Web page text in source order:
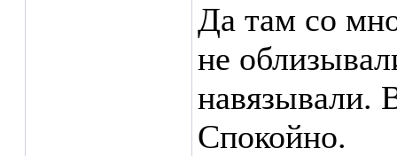
Да там со
не
навязывали.
Спокойно.